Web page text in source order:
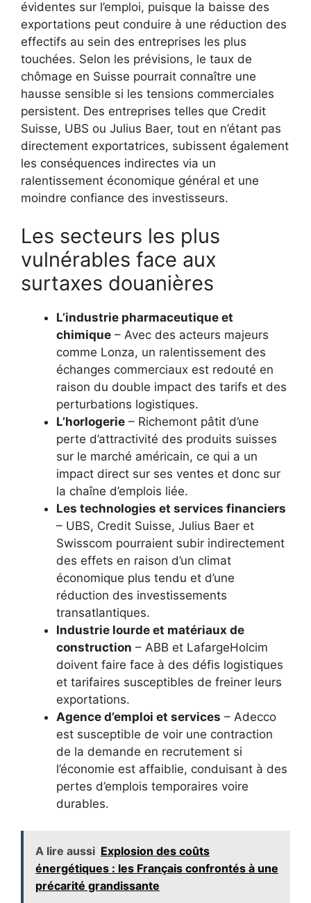
évidentes sur l’emploi, puisque la baisse des
exportations peut conduire à une réduction des
effectifs au sein des entreprises les plus
touchées. Selon les prévisions, le taux de
chômage en Suisse pourrait connaître une
hausse sensible si les tensions commerciales
persistent. Des entreprises telles que Credit
Suisse, UBS ou Julius Baer, tout en n’étant pas
directement exportatrices, subissent également
les conséquences indirectes via un
ralentissement économique général et une
moindre confiance des investisseurs.
Les secteurs les plus
vulnérables face aux
surtaxes douanières
L’industrie pharmaceutique et
chimique – Avec des acteurs majeurs
comme Lonza, un ralentissement des
échanges commerciaux est redouté en
raison du double impact des tarifs et des
perturbations logistiques.
L’horlogerie – Richemont pâtit d’une
perte d’attractivité des produits suisses
sur le marché américain, ce qui a un
impact direct sur ses ventes et donc sur
la chaîne d’emplois liée.
Les technologies et services financiers
– UBS, Credit Suisse, Julius Baer et
Swisscom pourraient subir indirectement
des effets en raison d’un climat
économique plus tendu et d’une
réduction des investissements
transatlantiques.
Industrie lourde et matériaux de
construction – ABB et LafargeHolcim
doivent faire face à des défis logistiques
et tarifaires susceptibles de freiner leurs
exportations.
Agence d’emploi et services – Adecco
est susceptible de voir une contraction
de la demande en recrutement si
l’économie est affaiblie, conduisant à des
pertes d’emplois temporaires voire
durables.
A lire aussi Explosion des coûts
énergétiques : les Français confrontés à une
précarité grandissante